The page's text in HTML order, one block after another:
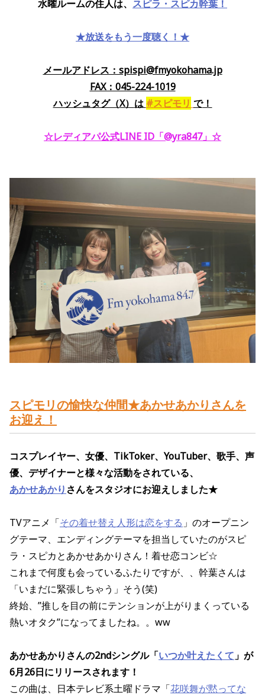
水曜ルームの住人は、 スピラ・スピカ幹葉！
★放送をもう一度聴く！★
メールアドレス：spispi@fmyokohama.jp
FAX：045-224-1019
ハッシュタグ（X） は #スピモリ で！
☆レディアパ公式LINE ID「@yra847」 ☆
スピモリの愉快な仲間★あかせあかりさんを
お迎え！
コスプレイヤー、女優、TikToker、YouTuber、歌手、声
優、デザイナーと様々な活動をされている、
あかせあかり さんをスタジオにお迎えしました★
TVアニメ「その着せ替え人形は恋をする 」のオープニン
グテーマ、エンディングテーマを担当していたのがスピ
ラ・スピカとあかせあかりさん！着せ恋コンビ☆
これまで何度も会っているふたりですが、、幹葉さんは
「いまだに緊張しちゃう」そう(笑)
終始、”推しを目の前にテンションが上がりまくっている
熱いオタク”になってましたね。。ww
あかせあかりさんの2ndシングル「いつか叶えたくて 」が
6月26日にリリースされます！
この曲は、日本テレビ系土曜ドラマ「花咲舞が黙ってな